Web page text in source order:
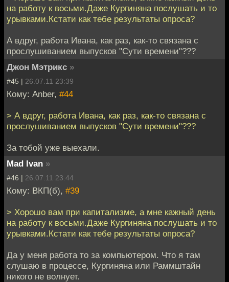
на работу к восьми.Даже Кургиняна послушать и то
урывками.Кстати как тебе результаты опроса?
А вдруг, работа Ивана, как раз, как-то связана с
прослушиванием выпусков "Сути времени"???
Джон Мэтрикс »
#45 | 26.07.11 23:39
Кому: Anber, #44
> А вдруг, работа Ивана, как раз, как-то связана с
прослушиванием выпусков "Сути времени"???
За тобой уже выехали.
Mad Ivan »
#46 | 26.07.11 23:44
Кому: ВКП(б), #39
> Хорошо вам при капитализме, а мне кажный день
на работу к восьми.Даже Кургиняна послушать и то
урывками.Кстати как тебе результаты опроса?
Да у меня работа то за компьютером. Что я там
слушаю в процессе, Кургиняна или Раммштайн
никого не волнует.